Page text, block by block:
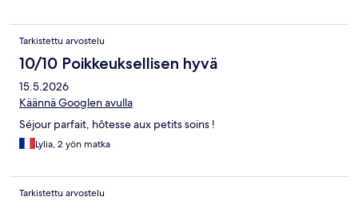
Tarkistettu arvostelu
10/10 Poikkeuksellisen hyvä
15.5.2026
Käännä Googlen avulla
Séjour parfait, hôtesse aux petits soins !
Lylia, 2 yön matka
Tarkistettu arvostelu